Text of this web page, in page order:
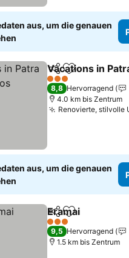
aus, um die genauen
TeilenZu Favoriten
Vacations in
3 Sterne
8,8 Hervorragend
4.0 km bis Zentrum
Renovierte, stilvolle
aus, um die genauen
TeilenZu Favoriten
Eramai
3 Sterne
9,5 Hervorragend
1.5 km bis Zentrum